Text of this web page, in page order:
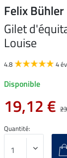
Felix Bühler
Gilet
Louise
4.8 4
Disponible
19,12 €
Quantité: